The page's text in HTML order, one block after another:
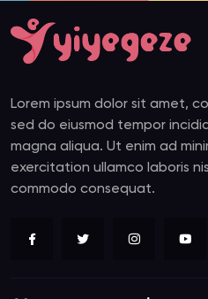
Lorem ipsum dolor sit amet,
sed do eiusmod tempor
magna aliqua. Ut enim ad
exercitation ullamco laboris
commodo consequat.